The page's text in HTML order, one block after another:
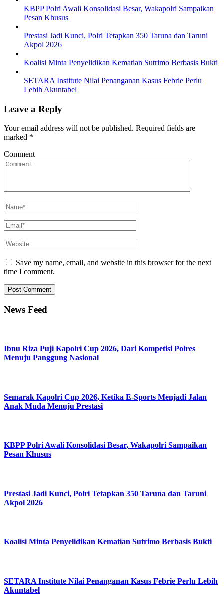
KBPP Polri Awali Konsolidasi Besar, Wakapolri Sampaikan
Pesan Khusus
Prestasi Jadi Kunci, Polri Tetapkan 350 Taruna dan Taruni
Akpol 2026
Koalisi Minta Penyelidikan Kematian Sutrimo Berbasis Bukti
SETARA Institute Nilai Penanganan Kasus Febrie Perlu
Lebih Akuntabel
Leave a Reply
Your email address will not be published. Required fields are
marked *
Comment
Save my name, email, and website in this browser for the next
time I comment.
News Feed
Ibnu Riza Puji Kapolri Cup 2026, Dari Kompetisi Polres
Menuju Panggung Nasional
Semarak Kapolri Cup 2026, Ketika E-Sports Menjadi Jalan
Anak Muda Menuju Prestasi
KBPP Polri Awali Konsolidasi Besar, Wakapolri Sampaikan
Pesan Khusus
Prestasi Jadi Kunci, Polri Tetapkan 350 Taruna dan Taruni
Akpol 2026
Koalisi Minta Penyelidikan Kematian Sutrimo Berbasis Bukti
SETARA Institute Nilai Penanganan Kasus Febrie Perlu Lebih
Akuntabel